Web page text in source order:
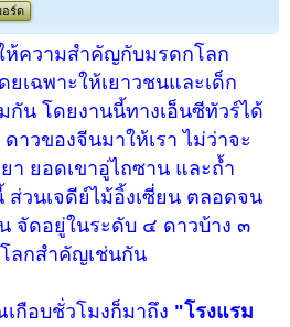
อร์ด
ความสำคัญกับมรดกโลก
ยเฉพาะให้เยาวชนและเด็ก
กัน โดยงานนี้ทางเอ็นซีทัวร์ได้
าวของจีนมาให้เรา ไม่ว่าจะ
า ยอดเขาอู่ไถซาน และถ้ำ
วนเจดีย์ไม้อิ้งเซี่ยน ตลอดจน
จัดอยู่ในระดับ ๔ ดาวบ้าง ๓
ลกสำคัญเช่นกัน
กือบชั่วโมงก็มาถึง "โรงแรม